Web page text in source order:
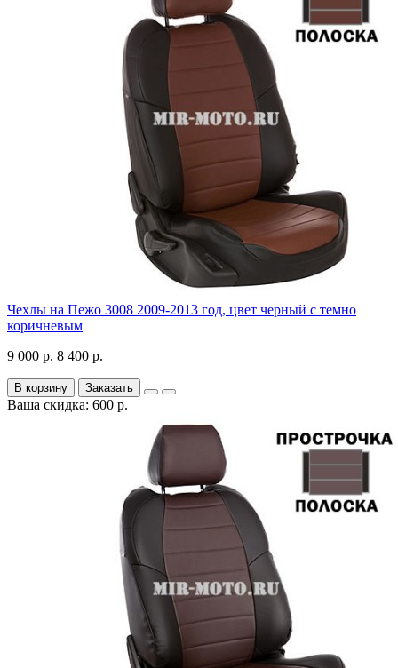
Чехлы на Пежо 3008 2009-2013 год, цвет черный с темно
коричневым
9 000 р. 8 400 р.
В корзину Заказать
Ваша скидка: 600 р.